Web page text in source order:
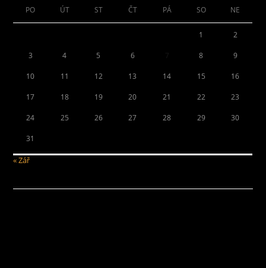
PO ÚT ST ČT PÁ SO NE
1 2
3 4 5 6 8 9
10 11 12 13 14 15 16
17 18 19 20 21 22 23
24 25 26 27 28 29 30
31
« Zář